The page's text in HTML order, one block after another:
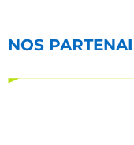
NOS